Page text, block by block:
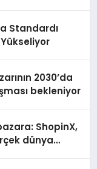
Standardı
2030’da
bekleniyor
ShopinX,
dünya